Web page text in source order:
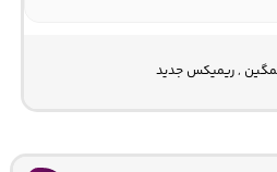
, ریمیکس جدید